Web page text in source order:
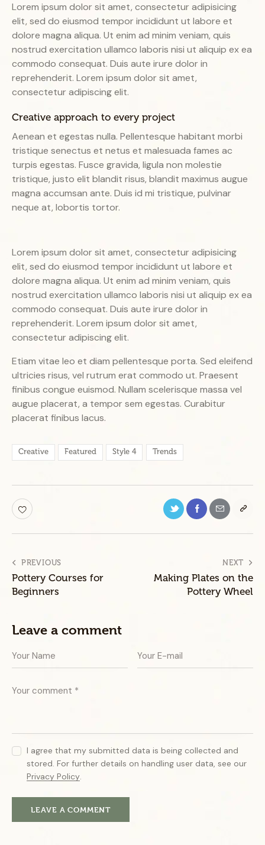
Lorem ipsum dolor sit amet, consectetur adipisicing
elit, sed do eiusmod tempor incididunt ut labore et
dolore magna aliqua. Ut enim ad minim veniam, quis
nostrud exercitation ullamco laboris nisi ut aliquip ex ea
commodo consequat. Duis aute irure dolor in
reprehenderit. Lorem ipsum dolor sit amet,
consectetur adipiscing elit.
Creative approach to every project
Aenean et egestas nulla. Pellentesque habitant morbi
tristique senectus et netus et malesuada fames ac
turpis egestas. Fusce gravida, ligula non molestie
tristique, justo elit blandit risus, blandit maximus augue
magna accumsan ante. Duis id mi tristique, pulvinar
neque at, lobortis tortor.
Lorem ipsum dolor sit amet, consectetur adipisicing
elit, sed do eiusmod tempor incididunt ut labore et
dolore magna aliqua. Ut enim ad minim veniam, quis
nostrud exercitation ullamco laboris nisi ut aliquip ex ea
commodo consequat. Duis aute irure dolor in
reprehenderit. Lorem ipsum dolor sit amet,
consectetur adipiscing elit.
Etiam vitae leo et diam pellentesque porta. Sed eleifend
ultricies risus, vel rutrum erat commodo ut. Praesent
finibus congue euismod. Nullam scelerisque massa vel
augue placerat, a tempor sem egestas. Curabitur
placerat finibus lacus.
Creative Featured Style 4 Trends
PREVIOUS
Pottery Courses for
Beginners
NEXT
Making Plates on the
Pottery Wheel
Leave a comment
I agree that my submitted data is being collected and
stored. For further details on handling user data, see our
Privacy Policy.